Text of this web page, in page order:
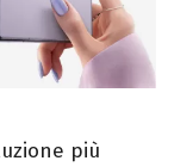
più